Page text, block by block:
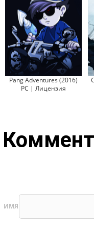
Pang Adventures (2016)
PC | Лицензия
ИМЯ